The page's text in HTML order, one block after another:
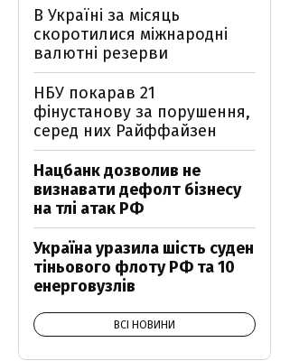
В Україні за місяць
скоротилися міжнародні
валютні резерви
НБУ покарав 21
фінустанову за порушення,
серед них Райффайзен
Нацбанк дозволив не
визнавати дефолт бізнесу
на тлі атак РФ
Україна уразила шість суден
тіньового флоту РФ та 10
енерговузлів
ВСІ НОВИНИ